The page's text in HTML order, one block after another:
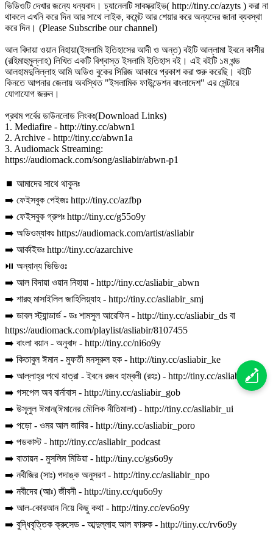
ভিডিওটি দেখার জন্যে ধন্যবাদ। চ্যানেলটি সাবস্ক্রাইভ( http://tiny.cc/azyts ) করা না
থাকলে এখনি করে দিন আর সাথে লাইক, কমেন্ট আর শেয়ার করে অন্যদের জানা ব্যবস্থা
করে দিন। (Please Subscribe our channel)
আল বিদায়া ওয়ান নিহায়া(ইসলামি ইতিহাসের আদী ও অন্ত) বইটি আল্লামা ইবনে কাসীর
(রহিমাহুমুল্লাহ) লিখিত একটি বিশ্বাস্ত ইসলামি ইতিহাস বই। এই বইটি ১ম খন্ড
আলহামদুলিল্লাহ আমি অডিও বুকের সিরিজ আকারে প্রকাশ করা শুরু করেছি। বইটি
কিনতে আপনার জেলায় অবস্থিত "ইসলামিক ফাউন্ডেশন বাংলাদেশ" এর সেন্টারে
যোগাযোগ জরুন।
প্রথম পর্বের ডাউনলোড লিংকঃ(Download Links)
1. Mediafire - http://tiny.cc/abwn1
2. Archive - http://tiny.cc/abwn1a
3. Audiomack Streaming:
https://audiomack.com/song/asliabir/abwn-p1
⏹ আমাদের সাথে থাকুনঃ
➡️ ফেইসবুক পেইজঃ http://tiny.cc/azfbp
➡️ ফেইসবুক গ্রুপঃ http://tiny.cc/g55o9y
➡️ অডিওম্যাকঃ https://audiomack.com/artist/asliabir
➡️ আর্কাইভঃ http://tiny.cc/azarchive
⏯ অন্যান্য ভিডিওঃ
➡️ আল বিদায়া ওয়ান নিহায়া - http://tiny.cc/asliabir_abwn
➡️ শারহু মাসাইলিল জাহিলিয়্যাহ - http://tiny.cc/asliabir_smj
➡️ ডাবল স্ট্যান্ডার্ড - ডঃ শামসুল আরেফিন - http://tiny.cc/asliabir_ds বা
https://audiomack.com/playlist/asliabir/8107455
➡️ বাংলা বয়ান - অনুবাদ - http://tiny.cc/ni6o9y
➡️ কিতাবুল ঈমান - মুফতী মনসূরুল হক - http://tiny.cc/asliabir_ke
➡️ আল্লাহ্‌র পথে যাত্রা - ইবনে রজব হাম্বলী (রহঃ) - http://tiny.cc/asliabir_apj
➡️ গসপেল অব বার্নাবাস - http://tiny.cc/asliabir_gob
➡️ উসূলুল ঈমান(ঈমানের মৌলিক নীতিমালা) - http://tiny.cc/asliabir_ui
➡️ পড়ো - ওমর আল জাবির - http://tiny.cc/asliabir_poro
➡️ পডকাস্ট - http://tiny.cc/asliabir_podcast
➡️ বাতায়ন - মুসলিম মিডিয়া - http://tiny.cc/gs6o9y
➡️ নবীজির (সাঃ) পদাঙ্ক অনুসরণ - http://tiny.cc/asliabir_npo
➡️ নবীদের (আঃ) জীবনী - http://tiny.cc/qu6o9y
➡️ আল-কোরআন নিয়ে কিছু কথা - http://tiny.cc/ev6o9y
➡️ বুদ্ধিবৃত্তিক ক্রুসেড - আব্দুল্লাহ আল ফারুক - http://tiny.cc/rv6o9y